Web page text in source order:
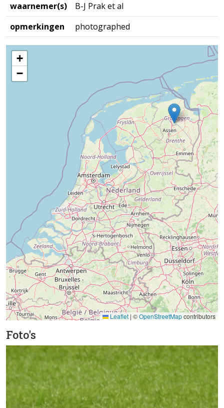
waarnemer(s)
B-J Prak et al
opmerkingen
photographed
+
−
Leaflet| ©OpenStreetMapcontributors
Foto's